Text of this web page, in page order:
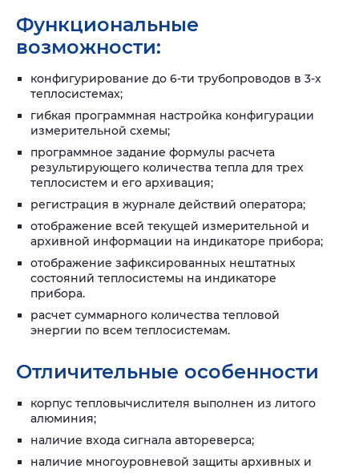
Функциональные
возможности:
конфигурирование до 6-ти трубопроводов в 3-х
теплосистемах;
гибкая программная настройка конфигурации
измерительной схемы;
программное задание формулы расчета
результирующего количества тепла для трех
теплосистем и его архивация;
регистрация в журнале действий оператора;
отображение всей текущей измерительной и
архивной информации на индикаторе прибора;
отображение зафиксированных нештатных
состояний теплосистемы на индикаторе
прибора.
расчет суммарного количества тепловой
энергии по всем теплосистемам.
Отличительные особенности
корпус тепловычислителя выполнен из литого
алюминия;
наличие входа сигнала автореверса;
наличие многоуровневой защиты архивных и